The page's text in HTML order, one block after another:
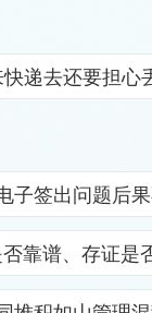
递去还要担
签出问题
谱、存证